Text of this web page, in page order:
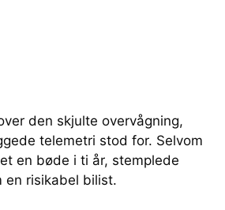
den skjulte overvågning,
telemetri stod for. Selvom
en bøde i ti år, stemplede
en risikabel bilist.